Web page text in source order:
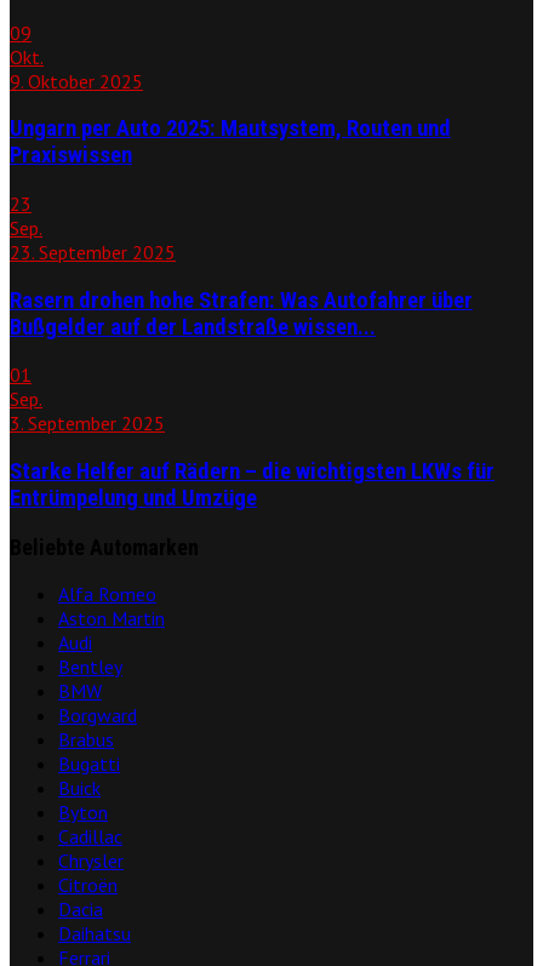
09
Okt.
9. Oktober 2025
Ungarn per Auto 2025: Mautsystem, Routen und
Praxiswissen
23
Sep.
23. September 2025
Rasern drohen hohe Strafen: Was Autofahrer über
Bußgelder auf der Landstraße wissen...
01
Sep.
3. September 2025
Starke Helfer auf Rädern – die wichtigsten LKWs für
Entrümpelung und Umzüge
Alfa Romeo
Aston Martin
Audi
Bentley
BMW
Borgward
Brabus
Bugatti
Buick
Byton
Cadillac
Chrysler
Citroën
Dacia
Daihatsu
Ferrari